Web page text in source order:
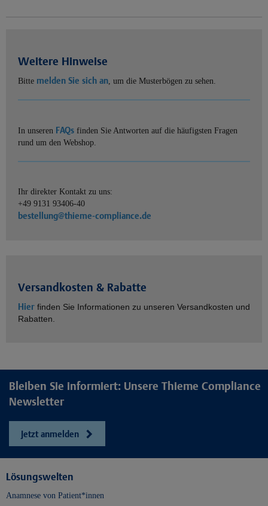
Weitere Hinweise
Bitte melden Sie sich an, um die Musterbögen zu sehen.
In unseren FAQs finden Sie Antworten auf die häufigsten Fragen
rund um den Webshop.
Ihr direkter Kontakt zu uns:
+49 9131 93406-40
bestellung@thieme-compliance.de
Versandkosten & Rabatte
Hier finden Sie Informationen zu unseren Versandkosten und
Rabatten.
Bleiben Sie informiert: Unsere Thieme Compliance
Newsletter
Jetzt anmelden
Lösungswelten
Anamnese von Patient*innen